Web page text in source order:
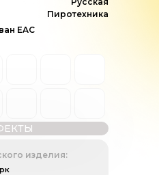
изделия:
EAC
Пиротехника